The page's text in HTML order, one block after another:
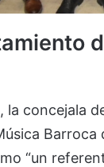
la concejala
“un